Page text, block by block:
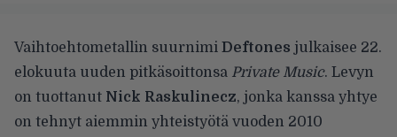
Vaihtoehtometallin suurnimi Deftones julkaisee 22.
elokuuta uuden pitkäsoittonsa Private Music. Levyn
on tuottanut Nick Raskulinecz, jonka kanssa yhtye
on tehnyt aiemmin yhteistyötä vuoden 2010